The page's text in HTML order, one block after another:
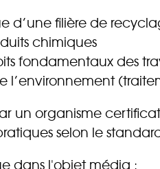
d’une filière de
chimiques
fondamentaux des
l’environnement
un organisme
selon le
dans l'objet média :